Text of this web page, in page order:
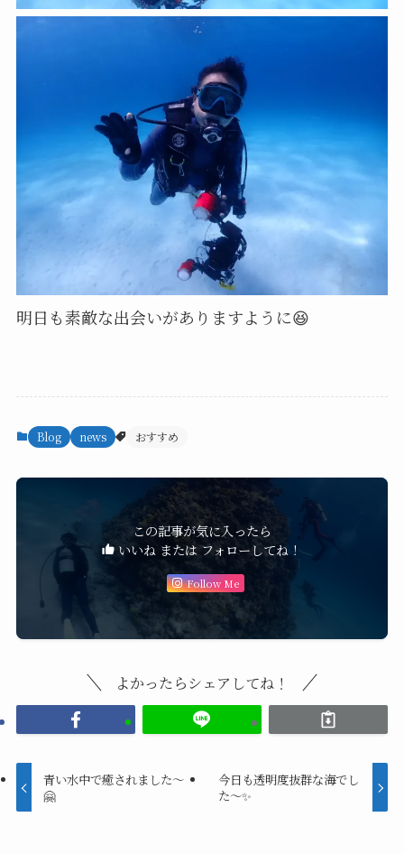
明日も素敵な出会いがありますように😆
Blog news おすすめ
この記事が気に入ったら
いいね または フォローしてね！
Follow Me
よかったらシェアしてね！
青い水中で癒されました〜
🤗
今日も透明度抜群な海でし
た～✨